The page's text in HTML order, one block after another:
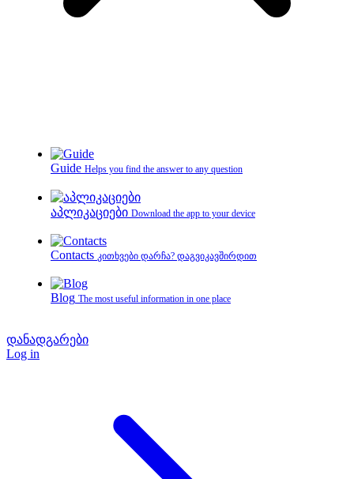
Guide Helps you find the answer to any question
აპლიკაციები Download the app to your device
Contacts კითხვები დარჩა? დაგვიკავშირდით
Blog The most useful information in one place
დანადგარები
Log in